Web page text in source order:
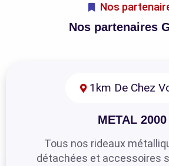
Nos
Nos partenaires
1km De Chez
METAL 2000
Tous nos rideaux
détachées et accessoires